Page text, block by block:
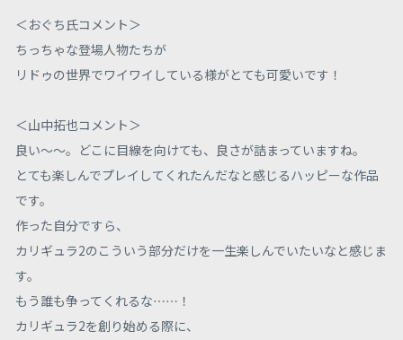
＜おぐち氏コメント＞
ちっちゃな登場人物たちが
リドゥの世界でワイワイしている様がとても可愛いです！
＜山中拓也コメント＞
良い～～。どこに目線を向けても、良さが詰まっていますね。
とても楽しんでプレイしてくれたんだなと感じるハッピーな作品
です。
作った自分ですら、
カリギュラ2のこういう部分だけを一生楽しんでいたいなと感じま
す。
もう誰も争ってくれるな……！
カリギュラ2を創り始める際に、